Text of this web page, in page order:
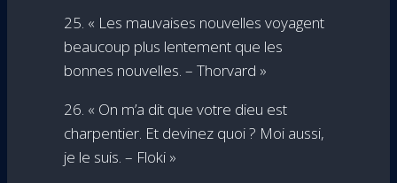
25. « Les mauvaises nouvelles voyagent
beaucoup plus lentement que les
bonnes nouvelles. – Thorvard »
26. « On m’a dit que votre dieu est
charpentier. Et devinez quoi ? Moi aussi,
je le suis. – Floki »